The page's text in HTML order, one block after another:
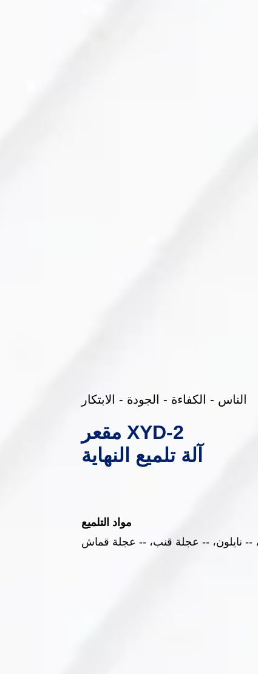
الناس - الكفاءة - الجودة - الابتكار
XYD-2 مقعر
آلة تلميع النهاية
مواد التلميع
نايلون، -- عجلة قنب، -- عجلة قماش